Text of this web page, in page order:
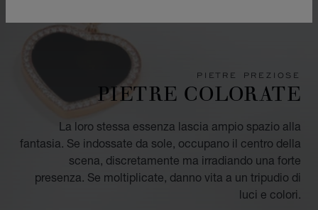
PIETRE PREZIOSE
PIETRE COLORATE
La loro stessa essenza lascia ampio spazio alla
fantasia. Se indossate da sole, occupano il centro della
scena, discretamente ma irradiando una forte
presenza. Se moltiplicate, danno vita a un tripudio di
luci e colori.